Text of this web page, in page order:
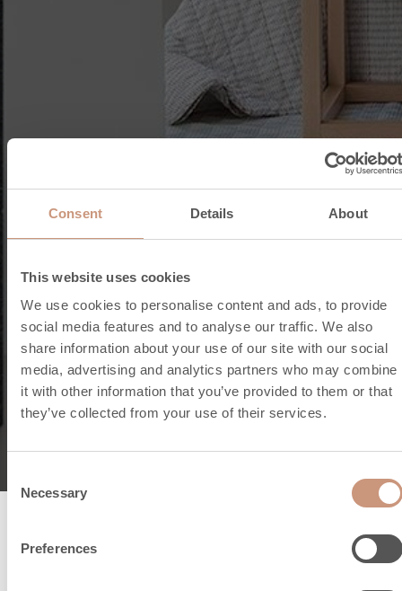
Consent Details About
This website uses cookies
We use cookies to personalise content and ads, to provide
social media features and to analyse our traffic. We also
share information about your use of our site with our social
media, advertising and analytics partners who may combine
it with other information that you’ve provided to them or that
they’ve collected from your use of their services.
Selection
Necessary
Preferences
Le blog